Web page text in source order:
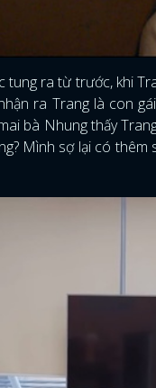
ra từ trước, khi
ra Trang là con
bà Nhung thấy
Mình sợ lại có